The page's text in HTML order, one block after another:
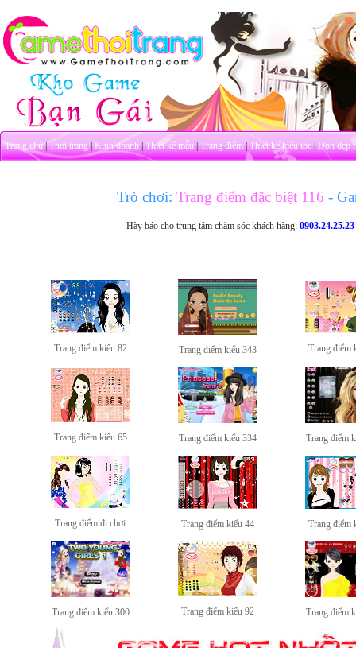
Trang chủ|Thời trang|Kinh doanh|Thiết kế mẫu|Trang điểm|Thiết kế kiểu tóc|Dọn dẹp
Trò chơi: Trang điểm đặc biệt 116 -
Hãy báo cho trung tâm chăm sóc khách hàng:0903.24.25.23
Trang điểm kiểu 82 Trang điểm kiểu 343 Trang điểm
Trang điểm kiểu 65 Trang điểm kiểu 334 Trang điểm
Trang điểm đi chơi Trang điểm kiểu 44 Trang điểm
Trang điểm kiểu 300 Trang điểm kiểu 92 Trang điểm